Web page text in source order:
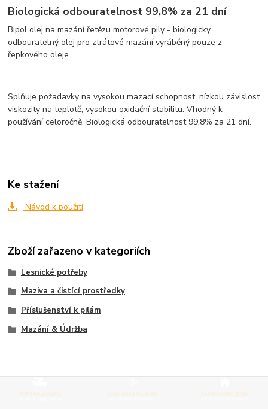
Biologická odbouratelnost 99,8% za 21 dní
Bipol olej na mazání řetězu motorové pily - biologicky
odbouratelný olej pro ztrátové mazání vyráběný pouze z
řepkového oleje.
Splňuje požadavky na vysokou mazací schopnost, nízkou závislost
viskozity na teplotě, vysokou oxidační stabilitu. Vhodný k
používání celoročně. Biologická odbouratelnost 99,8% za 21 dní.
Ke stažení
Návod k použití
Zboží zařazeno v kategoriích
Lesnické potřeby
Maziva a čistící prostředky
Příslušenství k pilám
Mazání & Údržba